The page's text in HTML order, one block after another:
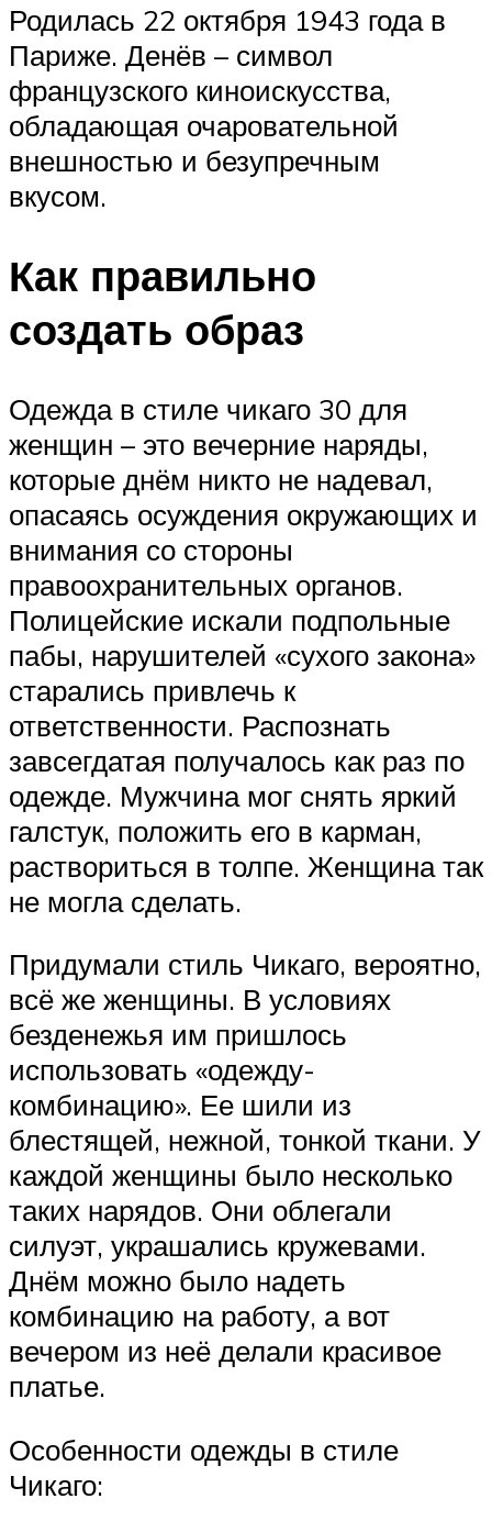
Родилась 22 октября 1943 года в
Париже. Денёв – символ
французского киноискусства,
обладающая очаровательной
внешностью и безупречным
вкусом.
Как правильно
создать образ
Одежда в стиле чикаго 30 для
женщин – это вечерние наряды,
которые днём никто не надевал,
опасаясь осуждения окружающих и
внимания со стороны
правоохранительных органов.
Полицейские искали подпольные
пабы, нарушителей «сухого закона»
старались привлечь к
ответственности. Распознать
завсегдатая получалось как раз по
одежде. Мужчина мог снять яркий
галстук, положить его в карман,
раствориться в толпе. Женщина так
не могла сделать.
Придумали стиль Чикаго, вероятно,
всё же женщины. В условиях
безденежья им пришлось
использовать «одежду-
комбинацию». Ее шили из
блестящей, нежной, тонкой ткани. У
каждой женщины было несколько
таких нарядов. Они облегали
силуэт, украшались кружевами.
Днём можно было надеть
комбинацию на работу, а вот
вечером из неё делали красивое
платье.
Особенности одежды в стиле
Чикаго: